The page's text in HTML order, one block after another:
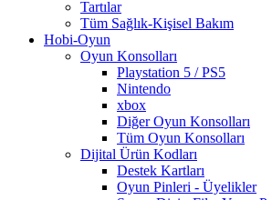
Tartılar
Tüm Sağlık-Kişisel Bakım
Hobi-Oyun
Oyun Konsolları
Playstation 5 / PS5
Nintendo
xbox
Diğer Oyun Konsolları
Tüm Oyun Konsolları
Dijital Ürün Kodları
Destek Kartları
Oyun Pinleri - Üyelikler